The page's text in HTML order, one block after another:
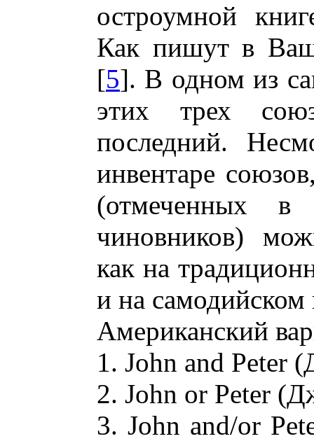
остроумной
Как пишут в
[5]. В одном из
этих трех
последний.
инвентаре
(отмеченных в
чиновников)
как на
и на самодийском
Американский
1. John and Peter
2. John or Peter
3. John and/or